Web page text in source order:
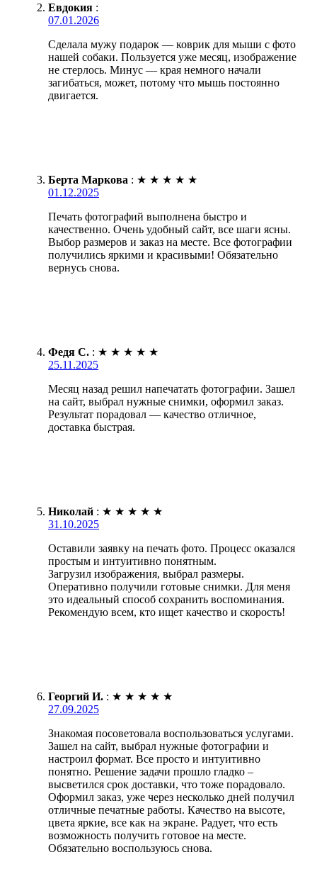
Евдокия :
07.01.2026
Сделала мужу подарок — коврик для мыши с фото
нашей собаки. Пользуется уже месяц, изображение
не стерлось. Минус — края немного начали
загибаться, может, потому что мышь постоянно
двигается.
Берта Маркова : ★ ★ ★ ★ ★
01.12.2025
Печать фотографий выполнена быстро и
качественно. Очень удобный сайт, все шаги ясны.
Выбор размеров и заказ на месте. Все фотографии
получились яркими и красивыми! Обязательно
вернусь снова.
Федя С. : ★ ★ ★ ★ ★
25.11.2025
Месяц назад решил напечатать фотографии. Зашел
на сайт, выбрал нужные снимки, оформил заказ.
Результат порадовал — качество отличное,
доставка быстрая.
Николай : ★ ★ ★ ★ ★
31.10.2025
Оставили заявку на печать фото. Процесс оказался
простым и интуитивно понятным.
Загрузил изображения, выбрал размеры.
Оперативно получили готовые снимки. Для меня
это идеальный способ сохранить воспоминания.
Рекомендую всем, кто ищет качество и скорость!
Георгий И. : ★ ★ ★ ★ ★
27.09.2025
Знакомая посоветовала воспользоваться услугами.
Зашел на сайт, выбрал нужные фотографии и
настроил формат. Все просто и интуитивно
понятно. Решение задачи прошло гладко –
высветился срок доставки, что тоже порадовало.
Оформил заказ, уже через несколько дней получил
отличные печатные работы. Качество на высоте,
цвета яркие, все как на экране. Радует, что есть
возможность получить готовое на месте.
Обязательно воспользуюсь снова.